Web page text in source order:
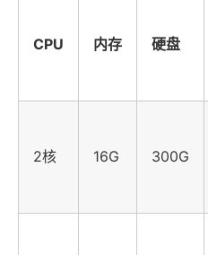
CPU 内存 硬盘
2核 16G 300G